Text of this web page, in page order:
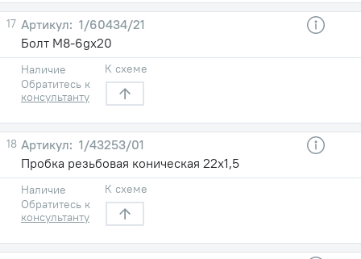
17
1/60434/21
Болт М8-6gх20
Наличие
Обратитесь к
консультанту
К схеме
18
1/43253/01
Пробка резьбовая коническая 22х1,5
Наличие
Обратитесь к
консультанту
К схеме